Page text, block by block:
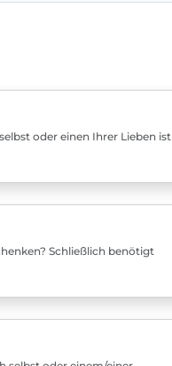
oder einen Ihrer Lieben ist
Schließlich benötigt